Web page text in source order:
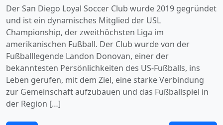
Der San Diego Loyal Soccer Club wurde 2019 gegründet
und ist ein dynamisches Mitglied der USL
Championship, der zweithöchsten Liga im
amerikanischen Fußball. Der Club wurde von der
Fußballlegende Landon Donovan, einer der
bekanntesten Persönlichkeiten des US-Fußballs, ins
Leben gerufen, mit dem Ziel, eine starke Verbindung
zur Gemeinschaft aufzubauen und das Fußballspiel in
der Region […]